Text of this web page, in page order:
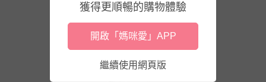
獲得更順暢的購物體驗
開啟「媽咪愛」APP
繼續使用網頁版